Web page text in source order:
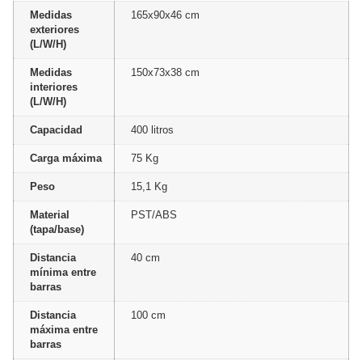
Medidas
exteriores
(L/W/H)
165x90x46 cm
Medidas
interiores
(L/W/H)
150x73x38 cm
Capacidad 400 litros
Carga máxima 75 Kg
Peso 15,1 Kg
Material
(tapa/base)
PST/ABS
Distancia
mínima entre
barras
40 cm
Distancia
máxima entre
barras
100 cm